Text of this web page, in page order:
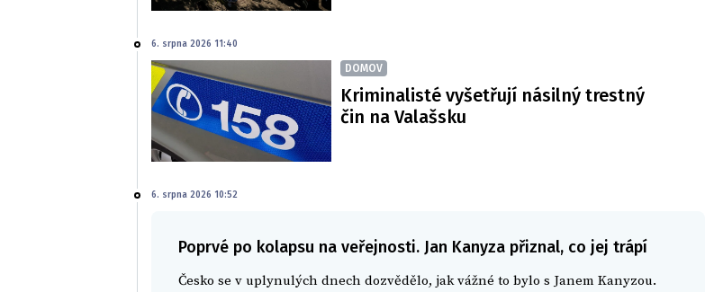
6. srpna 2026 11:40
DOMOV
Kriminalisté vyšetřují násilný trestný
čin na Valašsku
6. srpna 2026 10:52
Poprvé po kolapsu na veřejnosti. Jan Kanyza přiznal, co jej trápí
Česko se v uplynulých dnech dozvědělo, jak vážné to bylo s Janem Kanyzou.